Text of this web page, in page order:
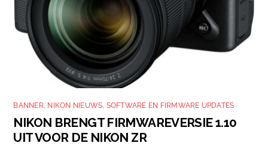
BANNER, NIKON NIEUWS, SOFTWARE EN FIRMWARE UPDATES
NIKON BRENGT FIRMWAREVERSIE 1.10
UIT VOOR DE NIKON ZR